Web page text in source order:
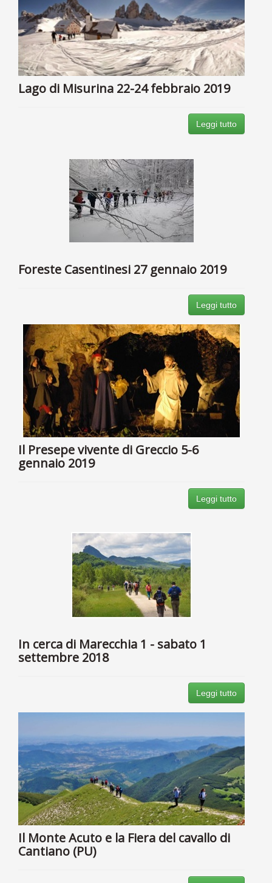
Lago di Misurina 22-24 febbraio 2019
Leggi tutto
Foreste Casentinesi 27 gennaio 2019
Leggi tutto
Il Presepe vivente di Greccio 5-6
gennaio 2019
Leggi tutto
In cerca di Marecchia 1 - sabato 1
settembre 2018
Leggi tutto
Il Monte Acuto e la Fiera del cavallo di
Cantiano (PU)